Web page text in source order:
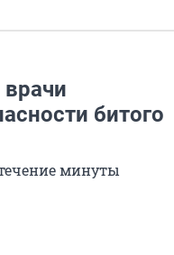
битого
минуты